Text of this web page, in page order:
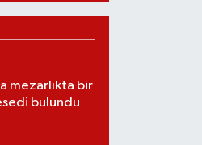
mezarlıkta bir
bulundu